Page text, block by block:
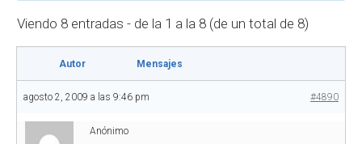
Viendo 8 entradas - de la 1 a la 8 (de un total de 8)
Autor Mensajes
agosto 2, 2009 a las 9:46 pm #4890
Anónimo